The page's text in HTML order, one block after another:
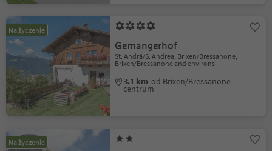
Na życzenie
Gemangerhof
St. Andrä/S. Andrea, Brixen/Bressanone,
Brixen/Bressanone and environs
3.1 km od Brixen/Bressanone
centrum
Na życzenie